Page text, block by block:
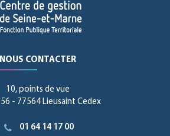
NOUS CONTACTER
10, points de vue
- 77564 Lieusaint Cedex
01 64 14 17 00